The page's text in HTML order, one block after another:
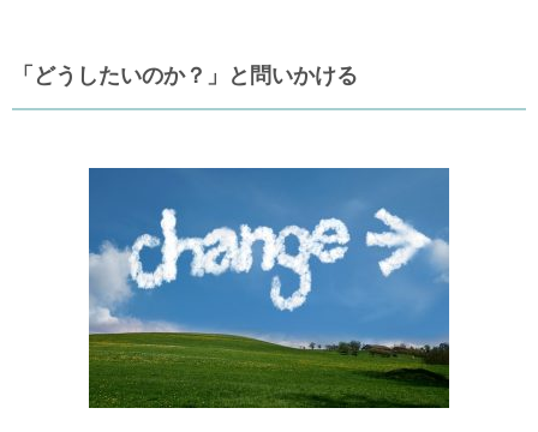
「どうしたいのか？」と問いかける